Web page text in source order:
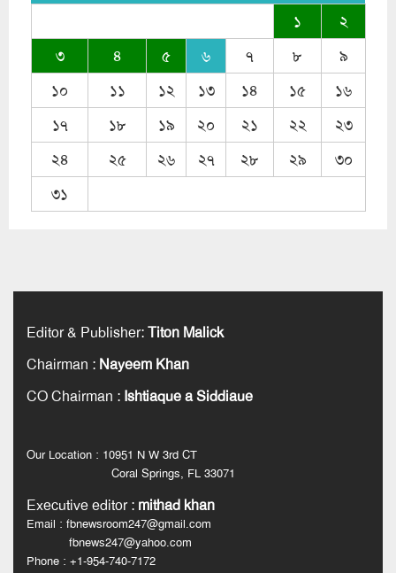
১
২
৩
৪ ৫ ৬ ৭ ৮
৯
১০
১১ ১২ ১৩ ১৪ ১৫
১৬
১৭
১৮ ১৯ ২০ ২১ ২২
২৩
২৪
২৫ ২৬ ২৭ ২৮ ২৯
৩০
৩১
Editor & Publisher:Titon Malick
Chairman : Nayeem Khan
CO Chairman : Ishtiaque a Siddiaue
Our Location : 10951 N W 3rd CT
Coral Springs, FL 33071
Executive editor: mithad khan
Email : fbnewsroom247@gmail.com
fbnews247@yahoo.com
Phone : +1-954-740-7172